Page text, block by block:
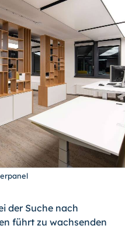
der Suche nach
führt zu wachsenden